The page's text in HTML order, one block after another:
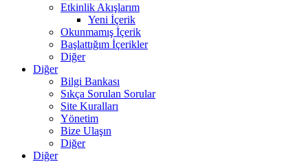
Etkinlik Akışlarım
Yeni İçerik
Okunmamış İçerik
Başlattığım İçerikler
Diğer
Diğer
Bilgi Bankası
Sıkça Sorulan Sorular
Site Kuralları
Yönetim
Bize Ulaşın
Diğer
Diğer